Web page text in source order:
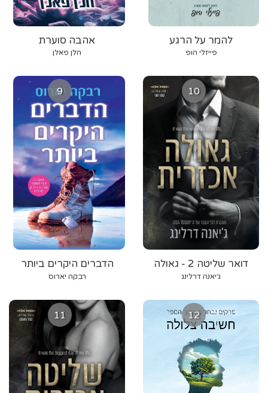
אהבה סוערת
הלן פאלן
להמר על הרגע
פייזלי הופ
9
הדברים היקרים ביותר
רבקה יארוס
10
דואר שליטה 2 - גאולה
אכזרית
ג׳יאנה דרלינג
11 12